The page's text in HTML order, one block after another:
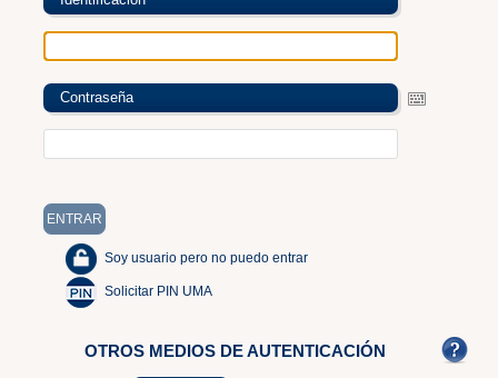
Contraseña
Soy usuario pero no puedo entrar
Solicitar PIN UMA
OTROS MEDIOS DE AUTENTICACIÓN